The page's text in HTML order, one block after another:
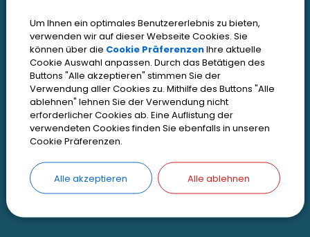
I
n
t
e
r
e
s
s
Interessante Links
Kontakt
Inhaltsverzeichnis
Impressum
Datenschutz
Erklärung zur Barrierefreiheit
Um Ihnen ein optimales Benutzererlebnis zu bieten,
verwenden wir auf dieser Webseite Cookies. Sie
können über die Cookie PräferenzenIhre aktuelle
Cookie Auswahl anpassen. Durch das Betätigen des
Buttons "Alle akzeptieren" stimmen Sie der
Verwendung aller Cookies zu. Mithilfe des Buttons "Alle
ablehnen" lehnen Sie der Verwendung nicht
erforderlicher Cookies ab. Eine Auflistung der
verwendeten Cookies finden Sie ebenfalls in unseren
Cookie Präferenzen.
Alle akzeptieren Alle ablehnen